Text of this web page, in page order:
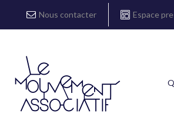
Nous contacter Espace